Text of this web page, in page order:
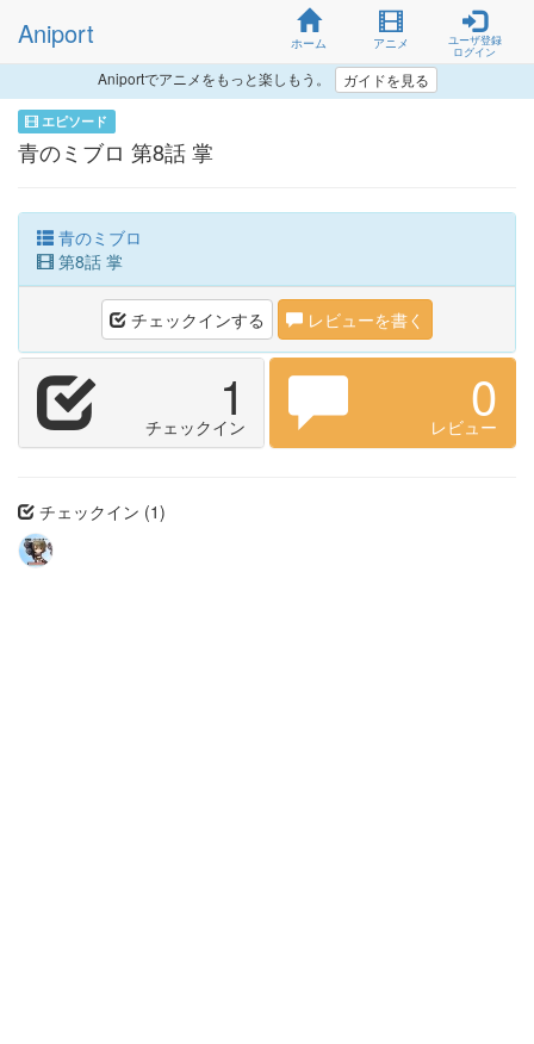
Aniport ホーム アニメ
ユーザ登録
ログイン
Aniportでアニメをもっと楽しもう。 ガイドを見る
エピソード
青のミブロ 第8話 掌
青のミブロ
第8話 掌
チェックインする レビューを書く
1
チェックイン 0
レビュー
チェックイン (1)